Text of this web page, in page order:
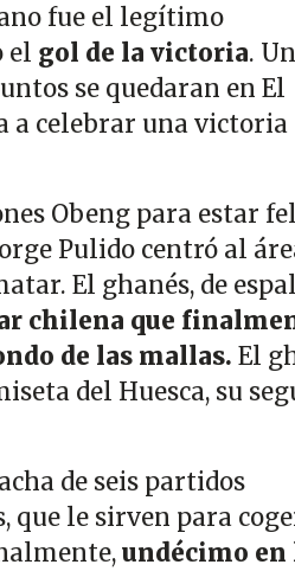
fue el legítimo
el gol de la victoria. Un
se quedaran en El
a celebrar una victoria
Obeng para estar
Pulido centró al
El ghanés, de
chilena que
de las mallas. El
del Huesca, su
de seis partidos
que le sirven para
undécimo en